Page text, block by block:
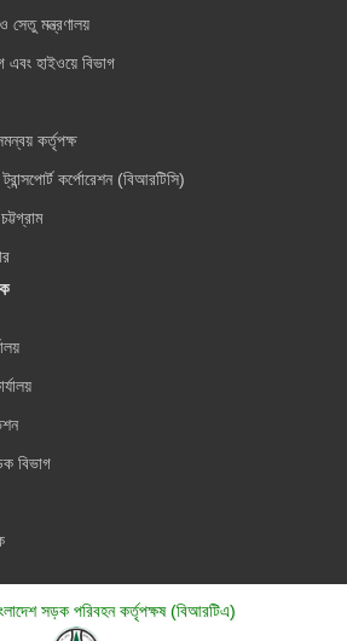
সেতু মন্ত্রণালয়
হাইওয়ে বিভাগ
কর্তৃপক্ষ
কর্পোরেশন (বিআরটিসি)
বিভাগ
সড়ক পরিবহন কর্তৃপক্ষ (বিআরটিএ)